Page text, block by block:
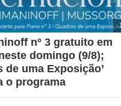
nº 3 gratuito em
domingo (9/8);
de uma Exposição’
o programa